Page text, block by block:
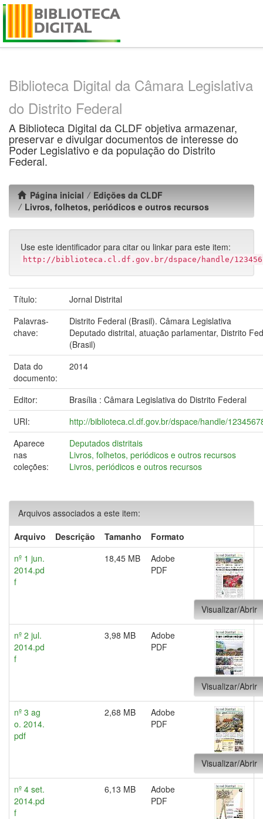
Skip
Biblioteca Digital da Câmara Legislativa
do Distrito Federal
A Biblioteca Digital da CLDF objetiva armazenar,
preservar e divulgar documentos de interesse do
Poder Legislativo e da população do Distrito
Federal.
Página inicial
Edições da CLDF
Livros, folhetos, periódicos e outros recursos
Use este identificador para citar ou linkar para este item:
http://biblioteca.cl.df.gov.br/dspace/handle/
Título:
Jornal Distrital
Palavras-
chave:
Distrito Federal (Brasil). Câmara Legislativa
Deputado distrital, atuação parlamentar, Distrito
(Brasil)
Data do
documento:
2014
Editor:
Brasília : Câmara Legislativa do Distrito Federal
URI:
http://biblioteca.cl.df.gov.br/dspace/handle/
Aparece
nas
coleções:
Deputados distritais
Livros, folhetos, periódicos e outros recursos
Livros, periódicos e outros recursos
Arquivos associados a este item:
Arquivo
Descrição Tamanho
Formato
nº 1 jun.
2014.pd
f
18,45 MB
Adobe
PDF
Visualizar/Abrir
nº 2 jul.
2014.pd
f
3,98 MB
Adobe
PDF
Visualizar/Abrir
nº 3 ag
o. 2014.
pdf
2,68 MB
Adobe
PDF
Visualizar/Abrir
nº 4 set.
2014.pd
f
6,13 MB
Adobe
PDF